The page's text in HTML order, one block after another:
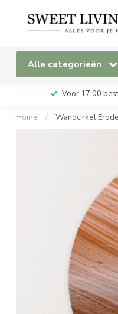
Alle categorieën
Voor 17:00
Home / Wandcirkel